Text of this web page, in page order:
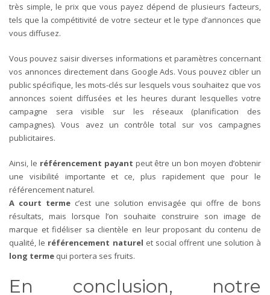
très simple, le prix que vous payez dépend de plusieurs facteurs,
tels que la compétitivité de votre secteur et le type d’annonces que
vous diffusez.
Vous pouvez saisir diverses informations et paramètres concernant
vos annonces directement dans Google Ads. Vous pouvez cibler un
public spécifique, les mots-clés sur lesquels vous souhaitez que vos
annonces soient diffusées et les heures durant lesquelles votre
campagne sera visible sur les réseaux (planification des
campagnes). Vous avez un contrôle total sur vos campagnes
publicitaires.
Ainsi, le référencement payant peut être un bon moyen d’obtenir
une visibilité importante et ce, plus rapidement que pour le
référencement naturel.
A court terme c’est une solution envisagée qui offre de bons
résultats, mais lorsque l’on souhaite construire son image de
marque et fidéliser sa clientèle en leur proposant du contenu de
qualité, le référencement naturel et social offrent une solution à
long terme qui portera ses fruits.
En conclusion, notre